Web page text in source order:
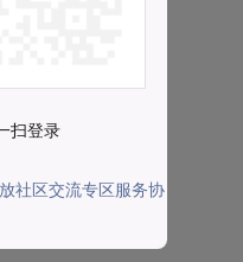
扫登录
放社区交流专区服务协